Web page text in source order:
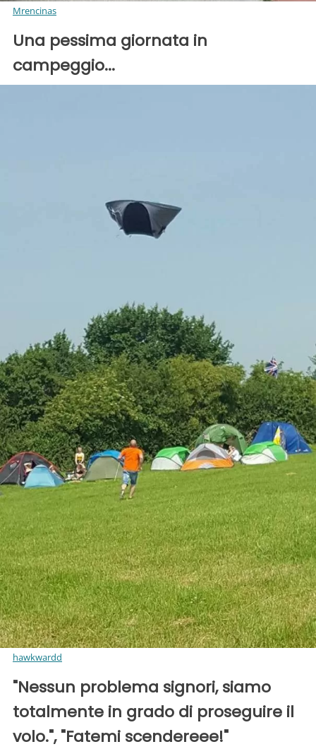
Mrencinas
Una pessima giornata in
campeggio...
hawkwardd
"Nessun problema signori, siamo
totalmente in grado di proseguire il
volo.", "Fatemi scendereee!"